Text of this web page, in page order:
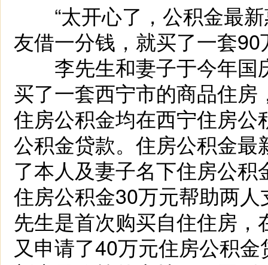
“太开心了，公积金最新
友借一分钱，就买了一套90
李先生和妻子于今年国
买了一套西宁市的商品住
住房公积金均在西宁住房
公积金贷款。住房公积金
了本人及妻子名下住房公
住房公积金30万元帮助两
先生是首次购买自住住房
又申请了40万元住房公积